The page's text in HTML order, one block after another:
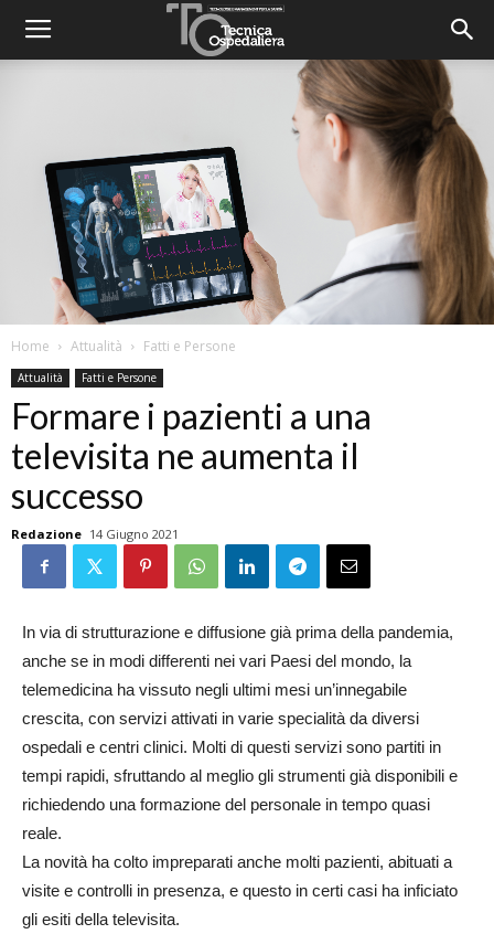
Home Attualità Fatti e Persone
Attualità Fatti e Persone
Formare i pazienti a una
televisita ne aumenta il
successo
Redazione 14 Giugno 2021
In via di strutturazione e diffusione già prima della pandemia,
anche se in modi differenti nei vari Paesi del mondo, la
telemedicina ha vissuto negli ultimi mesi un’innegabile
crescita, con servizi attivati in varie specialità da diversi
ospedali e centri clinici. Molti di questi servizi sono partiti in
tempi rapidi, sfruttando al meglio gli strumenti già disponibili e
richiedendo una formazione del personale in tempo quasi
reale.
La novità ha colto impreparati anche molti pazienti, abituati a
visite e controlli in presenza, e questo in certi casi ha inficiato
gli esiti della televisita.